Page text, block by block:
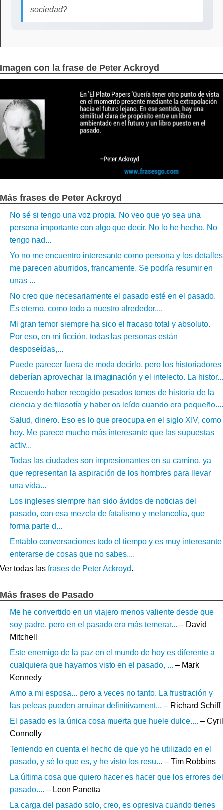
sociedad?
Imagen con la frase de Peter Ackroyd
Más frases de Peter Ackroyd
No sé si tengo una voz propia. No veo que yo sea una
persona importante con algo que decir. No lo he hecho. No
tengo nad...
Yo no me encuentro interesante como persona y los detalles
me parecen aburridos, francamente. Se podría resumir en
unas ...
No creo que necesariamente el pasado esté en el pasado.
Es eterno, como todo a nuestro alrededor....
Mi gran temor siempre ha sido el fracaso total y absoluto.
Por eso, en mi ficción, todas las personas están
desposeídas,...
Puede parecer fuera de moda decirlo, pero los historiadores
deberían aprovechar la imaginación y el intelecto. La histor...
Recuerdo haber recogido pesados tomos de historia de la
ciencia y de filosofía y haberlos leído cuando era pequeño....
Salud, dinero. Eso es lo que preocupa en el siglo XIV, como
hoy. Me parece mucho más interesante que las supuestas
activ...
Todas las ciudades son impresionantes en su camino, ya
que representan la aspiración de los hombres para llevar
una vida...
Los ingleses siempre han sido ávidos de noticias del
pasado, con esa mezcla de fatalismo y melancolía, que
forma parte d...
Entablo conversaciones todo el tiempo y es muy interesante
enterarse de cosas que no sabes....
Ver todas las frases de Peter Ackroyd.
Más frases de Pasado
Me he convertido en un viajero menos valiente desde que
soy padre, pero en el pasado era más temerar... – David
Mitchell
Este enemigo de la paz en el mundo de hoy es diferente a
cualquiera que hayamos visto en el pasado, ... – Mark
Kennedy
Amo a mi esposa... pero a veces no tanto. La frustración y
las peleas pueden arruinar definitivament... – Richard Schiff
El pasado es la única cosa muerta que huele dulce.... – Cyril
Connolly
Teniendo en cuenta el hecho de que yo he utilizado en el
pasado, y sé lo que es, y he visto los resu... – Tim Robbins
La última cosa que quiero hacer es hacer que los errores del
pasado.... – Leon Panetta
La carga del pasado solo, creo, es opresiva cuando tienes